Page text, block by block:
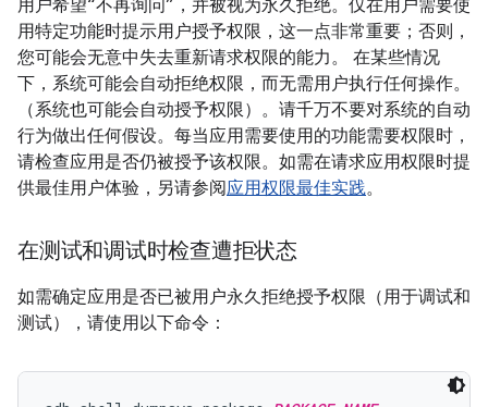
用户希望“不再询问”，并被视为永久拒绝。仅在用户需要使
用特定功能时提示用户授予权限，这一点非常重要；否则，
您可能会无意中失去重新请求权限的能力。 在某些情况
下，系统可能会自动拒绝权限，而无需用户执行任何操作。
（系统也可能会自动授予权限）。请千万不要对系统的自动
行为做出任何假设。每当应用需要使用的功能需要权限时，
请检查应用是否仍被授予该权限。如需在请求应用权限时提
供最佳用户体验，另请参阅应用权限最佳实践。
在测试和调试时检查遭拒状态
如需确定应用是否已被用户永久拒绝授予权限（用于调试和
测试），请使用以下命令：